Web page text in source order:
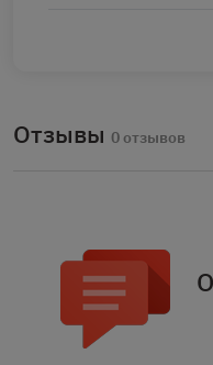
Отзывы 0 отзывов